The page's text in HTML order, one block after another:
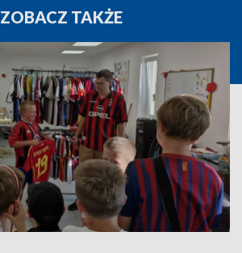
ZOBACZ TAKŻE